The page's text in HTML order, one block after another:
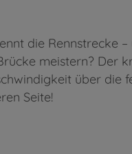
die Rennstrecke
meistern? Der
über die
Seite!